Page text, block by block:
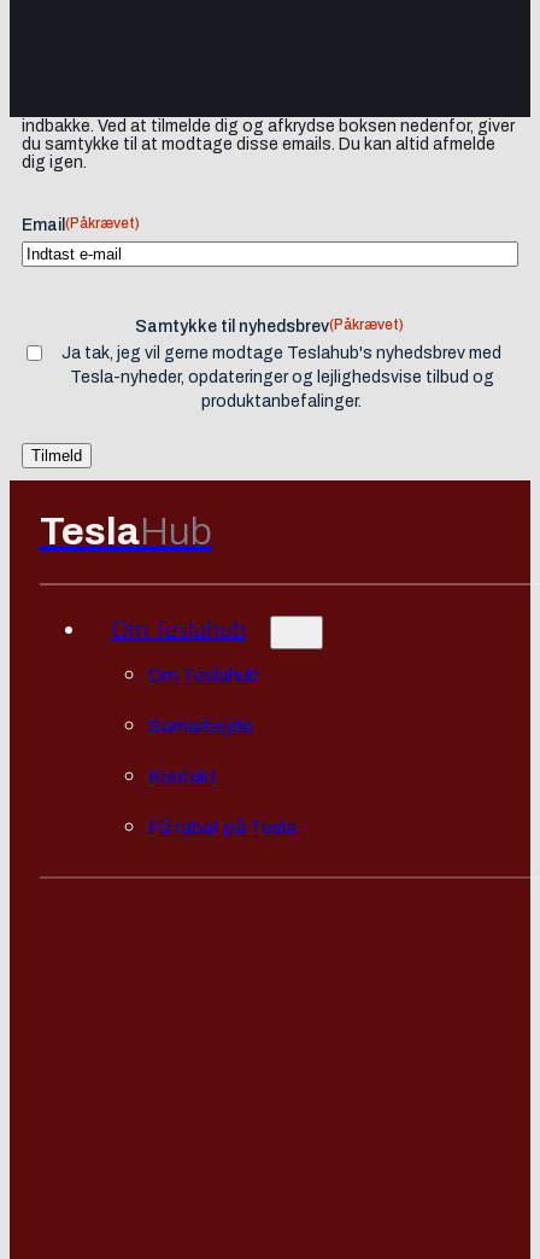
indbakke. Ved at tilmelde dig og afkrydse boksen nedenfor, giver
du samtykke til at modtage disse emails. Du kan altid afmelde
dig igen.
Email (Påkrævet)
Samtykke til nyhedsbrev(Påkrævet)
Ja tak, jeg vil gerne modtage Teslahub's nyhedsbrev med
Tesla-nyheder, opdateringer og lejlighedsvise tilbud og
produktanbefalinger.
TeslaHub
Om Teslahub
Om Teslahub
Samarbejde
Kontakt
Få rabat på Tesla